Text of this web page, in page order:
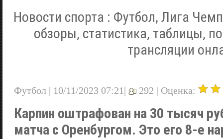
Новости спорта : Футбол, Лига
обзоры, статистика, таблицы,
трансляции
Футбол | 10/11/2023 07:21| 292 | Оценка:
Карпин оштрафован на 30 тысяч
матча с Оренбургом. Это его 8-е